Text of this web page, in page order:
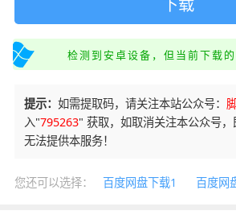
检测到安卓设备，但当前下载
提示： 如需提取码，请关注本站公众号：
入"795263" 获取，如取消关注本公众号
无法提供本服务！
您还可以选择： 百度网盘下载1 百度网